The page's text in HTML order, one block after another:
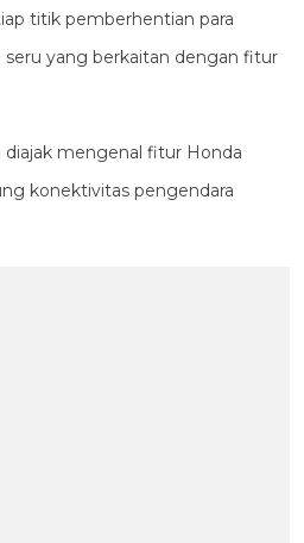
titik pemberhentian para
yang berkaitan dengan fitur
diajak mengenal fitur Honda
konektivitas pengendara